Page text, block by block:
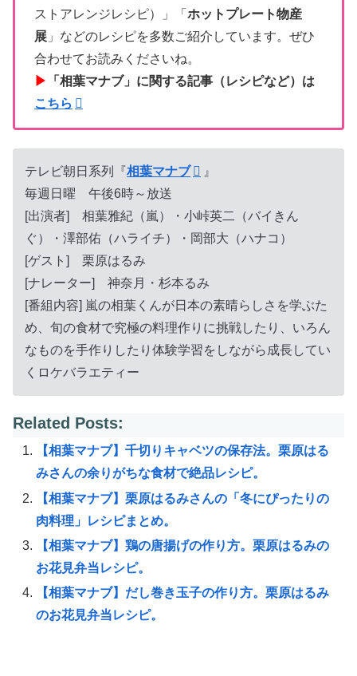
ストアレンジレシピ）」「 ホットプレート物産
展 」などのレシピを多数ご紹介しています。ぜひ
合わせてお読みくださいね。
▶
「相葉マナブ」に関する記事（レシピなど）は
こちら
テレビ朝日系列『相葉マナブ
』
毎週日曜 午後6時～放送
[出演者] 相葉雅紀（嵐）・小峠英二（バイきん
ぐ）・澤部佑（ハライチ）・岡部大（ハナコ）
[ゲスト] 栗原はるみ
[ナレーター] 神奈月・杉本るみ
[番組内容] 嵐の相葉くんが日本の素晴らしさを学ぶた
め、旬の食材で究極の料理作りに挑戦したり、いろん
なものを手作りしたり体験学習をしながら成長してい
くロケバラエティー
Related Posts:
【相葉マナブ】千切りキャベツの保存法。栗原はる
みさんの余りがちな食材で絶品レシピ。
【相葉マナブ】栗原はるみさんの「冬にぴったりの
肉料理」レシピまとめ。
【相葉マナブ】鶏の唐揚げの作り方。栗原はるみの
お花見弁当レシピ。
【相葉マナブ】だし巻き玉子の作り方。栗原はるみ
のお花見弁当レシピ。